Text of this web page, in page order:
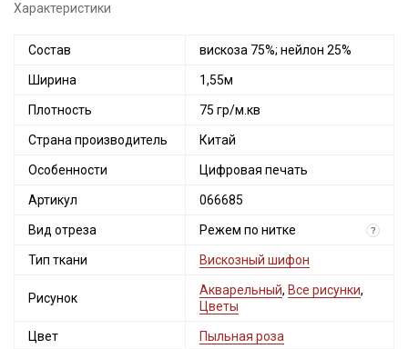
Характеристики
Состав вискоза 75%; нейлон 25%
Ширина 1,55м
Плотность 75 гр/м.кв
Страна производитель Китай
Особенности Цифровая печать
Артикул 066685
Вид отреза Режем по нитке ?
Тип ткани Вискозный шифон
Рисунок
Акварельный, Все рисунки,
Цветы
Цвет Пыльная роза
Секретная рассылка от Купава
Мы публикуем здесь дополнительные
промокоды и скидки до 30% на узкие
категории тканей
Электронная почта